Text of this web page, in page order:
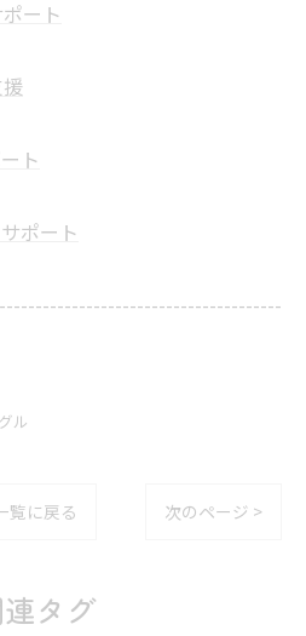
ート
ト
ポート
ル
覧に戻る 次のページ >
タグ